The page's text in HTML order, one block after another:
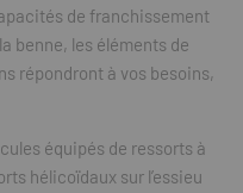
de franchissement
benne, les éléments de
répondront à vos besoins,
équipés de ressorts à
hélicoïdaux sur l’essieu